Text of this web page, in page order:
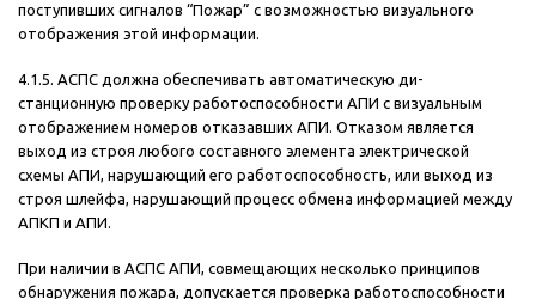
поступивших сигналов “Пожар” с возможностью визуального
отображения этой информации.
4.1.5. АСПС должна обеспечивать автоматическую ди-
станционную проверку работоспособности АПИ с визуальным
отображением номеров отказавших АПИ. Отказом является
выход из строя любого составного элемента электрической
схемы АПИ, нарушающий его работоспособность, или выход из
строя шлейфа, нарушающий процесс обмена информацией между
АПКП и АПИ.
При наличии в АСПС АПИ, совмещающих несколько принципов
обнаружения пожара, допускается проверка работоспособности